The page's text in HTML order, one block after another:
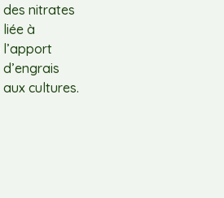
des nitrates
liée à
l’apport
d’engrais
aux cultures.